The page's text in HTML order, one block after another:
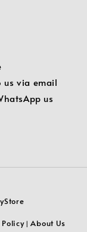
us via email
us
|About Us